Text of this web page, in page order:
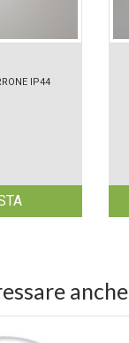
IP44
anche